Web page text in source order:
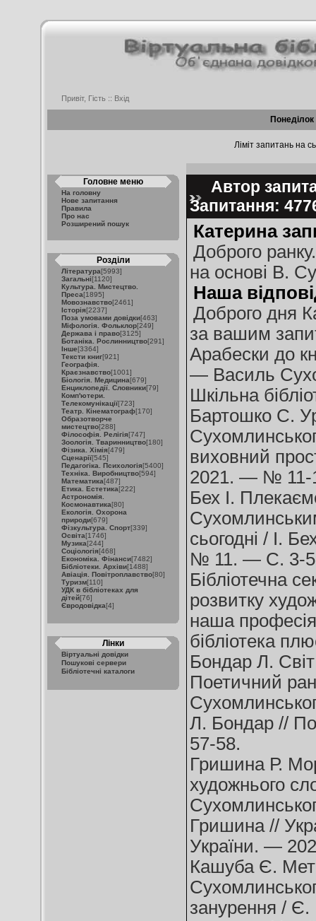
Привіт, Гість :: Вхід
Ліміт запитань на
Головне меню
На головну
Нове запитання
Правила
Про нас
Розширений пошук
Розділи
Література[5993]
Загальні[1120]
Культура. Мистецтво.
Преса[1895]
Мовознавство[2461]
Історія[2237]
Поза умовами довідки[463]
Міфологія. Фольклор[249]
Держава і право[3125]
Ботаніка. Рослинництво[291]
Інше[3364]
Тексти книг[921]
Географія.
Краєзнавство[1001]
Біологія. Медицина[679]
Енциклопедії. Словники[79]
Комп'ютери.
Телекомунікації[723]
Театр. Кінематограф[170]
Образотворче
мистецтво[288]
Філософія. Релігія[747]
Зоологія. Тваринництво[180]
Фізика. Хімія[479]
Сценарії[545]
Педагогіка. Психологія[5400]
Техніка. Виробництво[594]
Математика[487]
Етика. Естетика[222]
Астрономія.
Космонавтика[80]
Екологія. Охорона
природи[679]
Фізкультура. Спорт[339]
Освіта[1746]
Музика[244]
Соціологія[468]
Економіка. Фінанси[7482]
Бібліотеки. Архіви[1488]
Авіація. Повітроплавство[80]
Туризм[110]
УДК в бібліотеках для
дітей[76]
Євродовідка[4]
Лінки
Віртуальні довідки
Пошукові сервери
Бібліотечні каталоги
Автор
Запитання:
Катерина
Доброго
на основі В.
Наша
Доброго дня
за вашим
Арабески до
— Василь
Шкільна
Бартошко С.
виховний
2021. — № 11-
Бех І.
сьогодні / І.
№ 11. — С. 3-
Бібліотечна
розвитку
наша професія
бібліотека
Бондар Л. Світ
Поетичний
Л. Бондар //
57-58.
Гришина Р.
художнього
Гришина //
України. —
Кашуба Є.
занурення / Є.